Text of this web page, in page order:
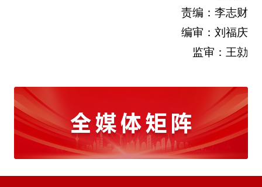
责编：李志财
编审：刘福庆
监审：王勍